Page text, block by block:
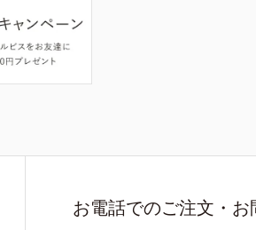
お電話でのご注文・お